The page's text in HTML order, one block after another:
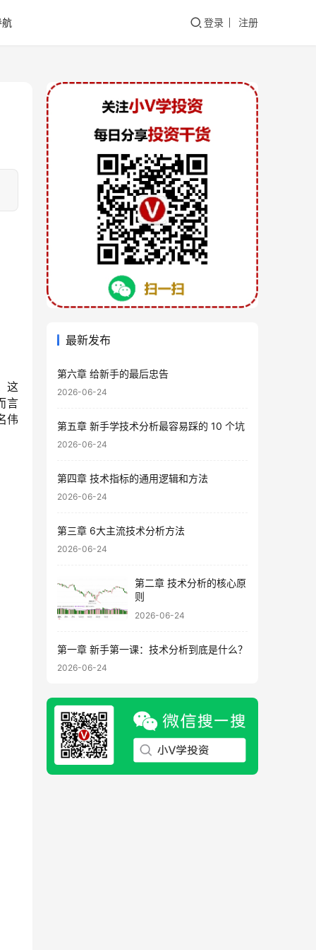
航 登录 注册
这
言
伟
最新发布
第六章 给新手的最后忠告
2026-06-24
第五章 新手学技术分析最容易踩的 10 个坑
2026-06-24
第四章 技术指标的通用逻辑和方法
2026-06-24
第三章 6大主流技术分析方法
2026-06-24
第二章 技术分析的核心原
则
2026-06-24
第一章 新手第一课：技术分析到底是什么？
2026-06-24